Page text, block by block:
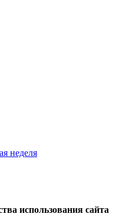
неделя
использования сайта